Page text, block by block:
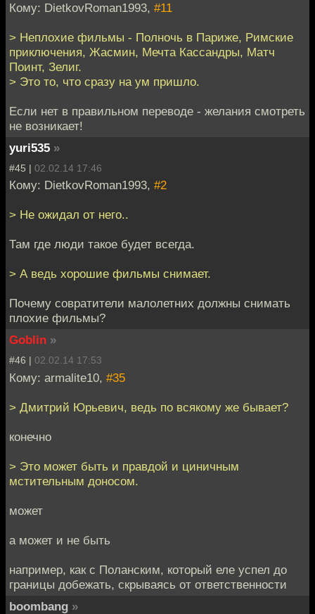
Кому: DietkovRoman1993, #11
> Неплохие фильмы - Полночь в Париже, Римские
приключения, Жасмин, Мечта Кассандры, Матч
Поинт, Зелиг.
> Это то, что сразу на ум пришло.
Если нет в правильном переводе - желания смотреть
не возникает!
yuri535 »
#45 | 02.02.14 17:46
Кому: DietkovRoman1993, #2
> Не ожидал от него..
Там где люди такое будет всегда.
> А ведь хорошие фильмы снимает.
Почему совратители малолетних должны снимать
плохие фильмы?
Goblin »
#46 | 02.02.14 17:53
Кому: armalite10, #35
> Дмитрий Юрьевич, ведь по всякому же бывает?
конечно
> Это может быть и правдой и циничным
мстительным доносом.
может
а может и не быть
например, как с Поланским, который еле успел до
границы добежать, скрываясь от ответственности
boombang »